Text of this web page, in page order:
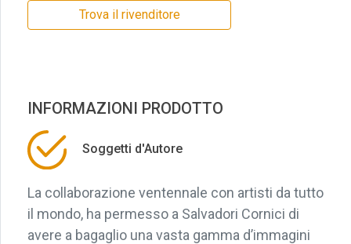
Trova il rivenditore
INFORMAZIONI PRODOTTO
Soggetti d'Autore
La collaborazione ventennale con artisti da tutto
il mondo, ha permesso a Salvadori Cornici di
avere a bagaglio una vasta gamma d’immagini